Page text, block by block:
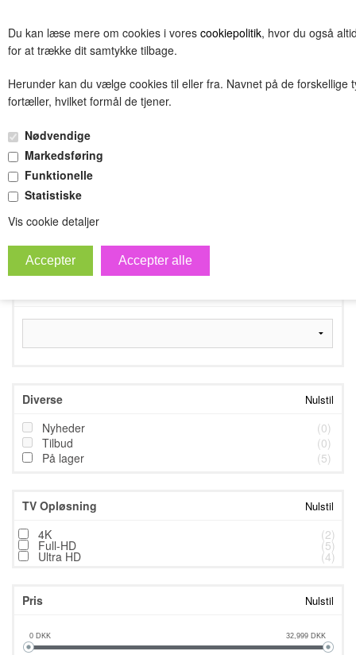
Du kan læse mere om cookies i vores cookiepolitik, hvor du også
for at trække dit samtykke tilbage.
Herunder kan du vælge cookies til eller fra. Navnet på de forskellige
fortæller, hvilket formål de tjener.
Nødvendige
Markedsføring
Funktionelle
Statistiske
Vis cookie detaljer
(0.00 DKK)
Testnavn
Forside»Testnavn»
Filtrer produkter
Diverse Nulstil
Nyheder
(0)
Tilbud
(0)
På lager
(5)
TV Opløsning Nulstil
4K (2)
Full-HD (5)
Ultra HD (4)
Pris Nulstil
0 DKK 32,999 DKK